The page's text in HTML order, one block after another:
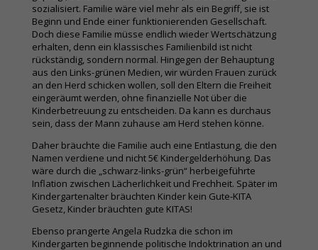
sozialisiert. Familie wäre viel mehr als ein Begriff, sie ist
Beginn und Ende einer funktionierenden Gesellschaft.
Doch diese Familie müsse endlich wieder Wertschätzung
erhalten, denn ein klassisches Familienbild ist nicht
rückständig, sondern normal. Hingegen der Behauptung
aus den Links-grünen Medien, wir würden Frauen zurück
an den Herd schicken wollen, soll den Eltern die Freiheit
eingeräumt werden, ohne finanzielle Not über die
Kinderbetreuung zu entscheiden. Da kann es durchaus
sein, dass der Mann zuhause am Herd stehen könne.
Daher bräuchte die Familie auch eine Entlastung, die den
Namen verdiene und nicht 5€ Kindergelderhöhung. Das
wäre durch die „schwarz-links-grün“ herbeigeführte
Inflation zwischen Lächerlichkeit und Frechheit. Später im
Kindergartenalter bräuchten Kinder kein Gute-KITA
Gesetz, Kinder bräuchten gute KITAS!
Ebenso prangerte Angela Rudzka die schon im
Kindergarten beginnende politische Indoktrination an und